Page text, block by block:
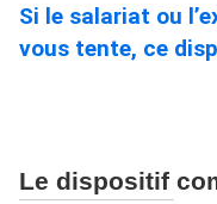
Si le salariat ou
vous tente, ce
Le dispositif